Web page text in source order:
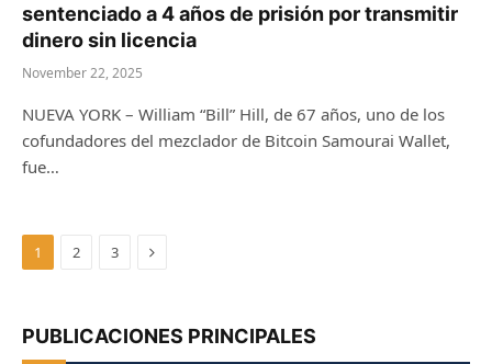
sentenciado a 4 años de prisión por transmitir
dinero sin licencia
November 22, 2025
NUEVA YORK – William “Bill” Hill, de 67 años, uno de los
cofundadores del mezclador de Bitcoin Samourai Wallet,
fue…
1 2 3 Next
PUBLICACIONES PRINCIPALES